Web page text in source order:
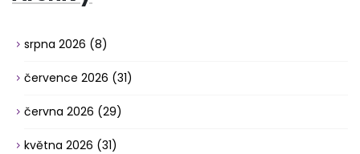
srpna 2026 (8)
července 2026 (31)
června 2026 (29)
května 2026 (31)